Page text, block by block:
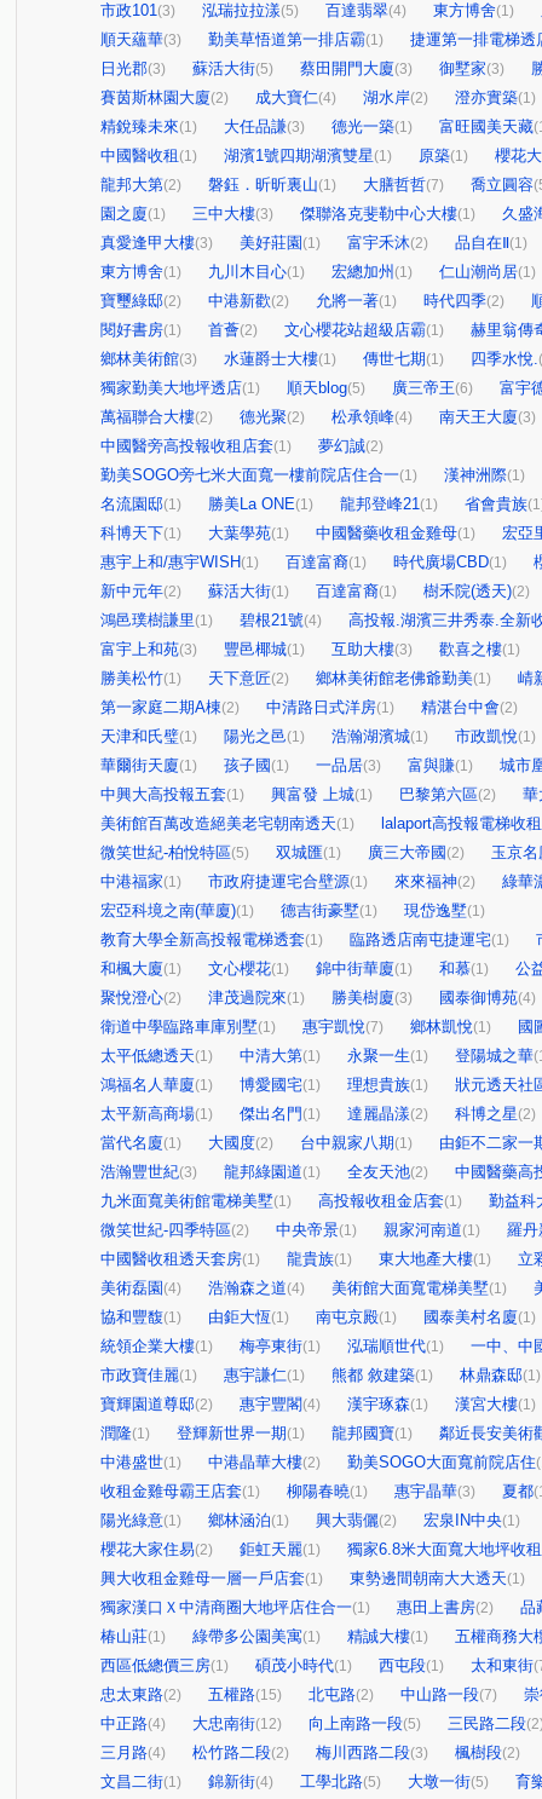
市政101(3) 泓瑞拉拉漾(5) 百達翡翠(4) 東方博舍(1)
順天蘊華(3) 勤美草悟道第一排店霸(1)
捷運第一排電梯透
日光郡(3) 蘇活大街(5) 蔡田開門大廈(3) 御墅家(3)
賽茵斯林園大廈(2) 成大寶仁(4) 湖水岸(2) 澄亦實築(1)
精銳臻未來(1) 大任品謙(3) 德光一築(1) 富旺國美天藏
中國醫收租 (1) 湖濱1號四期湖濱雙星(1) 原築(1)
櫻花
龍邦大第(2) 磐鈺．昕昕裏山(1) 大膳哲哲(7) 喬立圓容
園之廈(1) 三中大樓(3) 傑聯洛克斐勒中心大樓(1)
久盛
真愛逢甲大樓(3) 美好莊園 (1) 富宇禾沐(2) 品自在Ⅱ(1)
東方博舍(1) 九川木目心(1) 宏總加州 (1) 仁山潮尚居(1)
寶璽綠邸(2) 中港新歡(2) 允將一著(1) 時代四季(2)
閱好書房(1) 首薈(2) 文心櫻花站超級店霸(1)
赫里翁傳
鄉林美術館(3) 水蓮爵士大樓(1) 傳世七期(1) 四季水悅.
獨家勤美大地坪透店(1) 順天blog(5) 廣三帝王(6)
富宇
萬福聯合大樓(2) 德光聚(2) 松承領峰(4) 南天王大廈(3)
中國醫旁高投報收租店套(1) 夢幻誠(2)
勤美SOGO旁七米大面寬一樓前院店住合一(1) 漢神洲際(1)
名流園邸(1) 勝美La ONE(1) 龍邦登峰21(1) 省會貴族
科博天下(1) 大葉學苑(1) 中國醫藥收租金雞母(1)
宏亞
惠宇上和/惠宇WISH(1) 百達富裔(1) 時代廣場CBD(1)
新中元年(2) 蘇活大街(1) 百達富裔(1) 樹禾院(透天)(2)
鴻邑璞樹謙里(1) 碧根21號(4)
高投報.湖濱三井秀泰.全新
富宇上和苑(3) 豐邑椰城(1) 互助大樓(3) 歡喜之樓(1)
勝美松竹(1) 天下意匠(2) 鄉林美術館老佛爺勤美(1)
崝
第一家庭二期A棟(2) 中清路日式洋房(1) 精湛台中會(2)
天津和氏璧(1) 陽光之邑(1) 浩瀚湖濱城(1) 市政凱悅(1)
華爾街天廈(1) 孩子國 (1) 一品居(3) 富與賺(1)
城市
中興大高投報五套(1) 興富發 上城(1) 巴黎第六區(2)
華
美術館百萬改造絕美老宅朝南透天(1)
lalaport高投報電梯收
微笑世紀-柏悅特區(5) 双城匯(1) 廣三大帝國 (2)
玉京名
中港福家(1) 市政府捷運宅合壁源(1) 來來福神(2)
綠華
宏亞科境之南(華廈)(1) 德吉街豪墅(1) 現岱逸墅(1)
教育大學全新高投報電梯透套(1) 臨路透店南屯捷運宅(1)
和楓大廈(1) 文心櫻花(1) 錦中街華廈(1) 和慕(1)
公
聚悅澄心(2) 津茂過院來(1) 勝美樹廈(3) 國泰御博苑(4)
衛道中學臨路車庫別墅(1) 惠宇凱悅(7) 鄉林凱悅(1)
國
太平低總透天(1) 中清大第(1) 永聚一生(1) 登陽城之華
鴻福名人華廈(1) 博愛國宅(1) 理想貴族(1)
狀元透天社
太平新高商場(1) 傑出名門 (1) 達麗晶漾(2) 科博之星(2)
當代名廈(1) 大國度(2) 台中親家八期(1)
由鉅不二家一
浩瀚豐世紀(3) 龍邦綠園道(1) 全友天池(2)
中國醫藥高
九米面寬美術館電梯美墅(1) 高投報收租金店套(1)
勤益科
微笑世紀-四季特區(2) 中央帝景(1) 親家河南道(1)
羅丹
中國醫收租透天套房(1) 龍貴族(1) 東大地產大樓(1)
立
美術磊園 (4) 浩瀚森之道(4) 美術館大面寬電梯美墅(1)
協和豐馥(1) 由鉅大恆(1) 南屯京殿(1) 國泰美村名廈(1)
統領企業大樓(1) 梅亭東街(1) 泓瑞順世代(1)
一中、中
市政寶佳麗(1) 惠宇謙仁(1) 熊都 敘建築(1) 林鼎森邸(1)
寶輝園道尊邸(2) 惠宇豐閣(4) 漢宇琢森(1) 漢宮大樓(1)
潤隆(1) 登輝新世界一期(1) 龍邦國寶(1)
鄰近長安美術
中港盛世(1) 中港晶華大樓(2) 勤美SOGO大面寬前院店住
收租金雞母霸王店套(1) 柳陽春曉(1) 惠宇晶華(3) 夏都
陽光綠意(1) 鄉林涵泊(1) 興大翡儷(2) 宏泉IN中央(1)
櫻花大家住易(2) 鉅虹天麗(1)
獨家6.8米大面寬大地坪收
興大收租金雞母一層一戶店套(1) 東勢邊間朝南大大透天(1)
獨家漢口Ｘ中清商圈大地坪店住合一(1) 惠田上書房(2)
品
椿山莊(1) 綠帶多公園美寓(1) 精誠大樓(1)
五權商務大
西區低總價三房(1) 碩茂小時代(1) 西屯段(1) 太和東街
忠太東路(2) 五權路(15) 北屯路(2) 中山路一段(7)
中正路(4) 大忠南街(12) 向上南路一段(5) 三民路二段
三月路(4) 松竹路二段(2) 梅川西路二段(3) 楓樹段(2)
文昌二街(1) 錦新街(4) 工學北路(5) 大墩一街(5)
育